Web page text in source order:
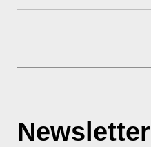
Newsletter